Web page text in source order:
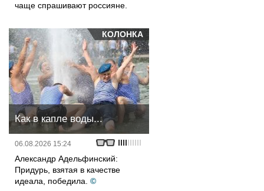
чаще спрашивают россияне.
КОЛОНКА
Как в капле воды...
06.08.2026 15:24
Александр Адельфинский:
Придурь, взятая в качестве
идеала, победила. ©